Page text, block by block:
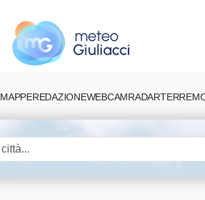
MAPPEREDAZIONEWEBCAMRADAR